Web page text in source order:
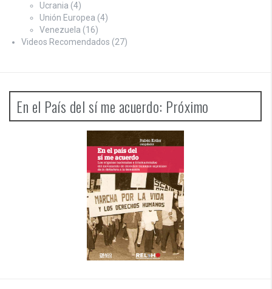
Ucrania (4)
Unión Europea (4)
Venezuela (16)
Videos Recomendados (27)
En el País del sí me acuerdo: Próximo